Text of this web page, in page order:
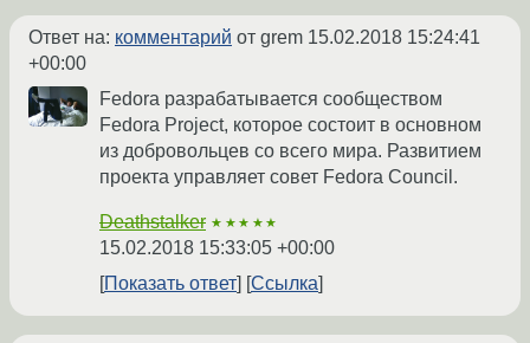
Ответ на: комментарий от grem 15.02.2018 15:24:41
+00:00
Fedora разрабатывается сообществом
Fedora Project, которое состоит в основном
из добровольцев со всего мира. Развитием
проекта управляет совет Fedora Council.
Deathstalker ★★★★★
15.02.2018 15:33:05 +00:00
Показать ответ
Ссылка